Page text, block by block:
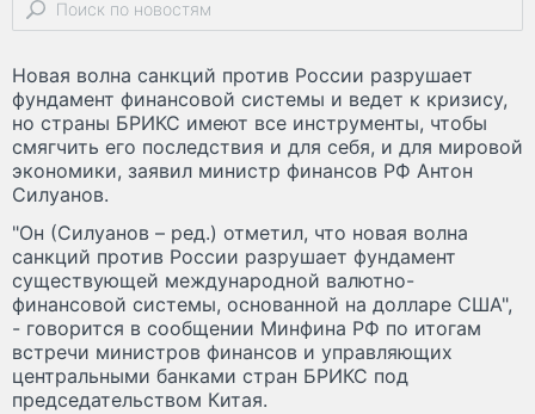
Новая волна санкций против России разрушает
фундамент финансовой системы и ведет к кризису,
но страны БРИКС имеют все инструменты, чтобы
смягчить его последствия и для себя, и для мировой
экономики, заявил министр финансов РФ Антон
Силуанов.
"Он (Силуанов – ред.) отметил, что новая волна
санкций против России разрушает фундамент
существующей международной валютно-
финансовой системы, основанной на долларе США",
- говорится в сообщении Минфина РФ по итогам
встречи министров финансов и управляющих
центральными банками стран БРИКС под
председательством Китая.